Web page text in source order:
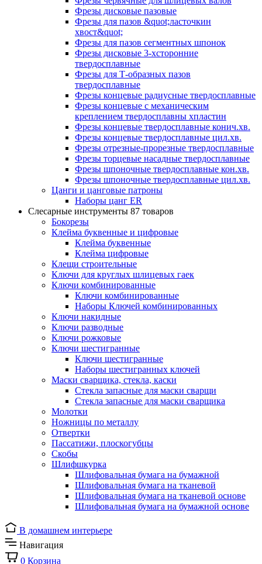
Фрезы дисковые пазовые
Фрезы для пазов &quot;ласточкин
хвост&quot;
Фрезы для пазов сегментных шпонок
Фрезы дисковые 3-хсторонние
твердосплавные
Фрезы для Т-образных пазов
твердосплавные
Фрезы концевые радиусные твердосплавные
Фрезы концевые с механическим
креплением твердосплавны хпластин
Фрезы концевые твердосплавные конич.хв.
Фрезы концевые твердосплавные цил.хв.
Фрезы отрезные-прорезные твердосплавные
Фрезы торцевые насадные твердосплавные
Фрезы шпоночные твердосплавные кон.хв.
Фрезы шпоночные твердосплавные цил.хв.
Цанги и цанговые патроны
Наборы цанг ER
Слесарные инструменты 87 товаров
Бокорезы
Клейма буквенные и цифровые
Клейма буквенные
Клейма цифровые
Клещи строительные
Ключи для круглых шлицевых гаек
Ключи комбинированные
Ключи комбинированные
Наборы Ключей комбинированных
Ключи накидные
Ключи разводные
Ключи рожковые
Ключи шестигранные
Ключи шестигранные
Наборы шестигранных ключей
Маски сварщика, стекла, каски
Стекла запасные для маски сварщи
Стекла запасные для маски сварщика
Молотки
Ножницы по металлу
Отвертки
Пассатижи, плоскогубцы
Скобы
Шлифшкурка
Шлифовальная бумага на бумажной
Шлифовальная бумага на тканевой
Шлифовальная бумага на тканевой основе
Шлифовальная бумага на бумажной основе
В домашнем интерьере
Навигация
0 Корзина